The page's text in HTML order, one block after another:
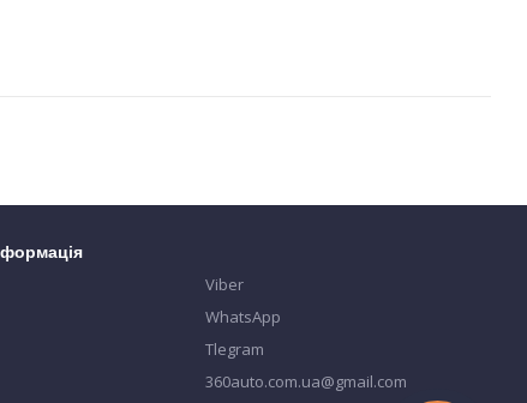
Viber
WhatsApp
Tlegram
360auto.com.ua@gmail.com